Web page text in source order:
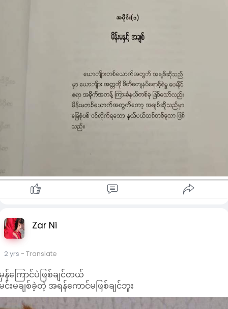
Zar Ni
2 yrs - Translate
န်ကြောင်ပဲဖြစ်ချင်တယ်
င်းမချစ်ခဲ့တဲ့ အရန်ကောင်မဖြစ်ချင်ဘူး